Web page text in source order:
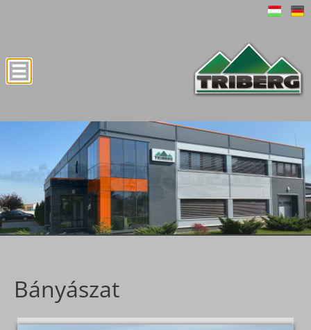
Bányászat